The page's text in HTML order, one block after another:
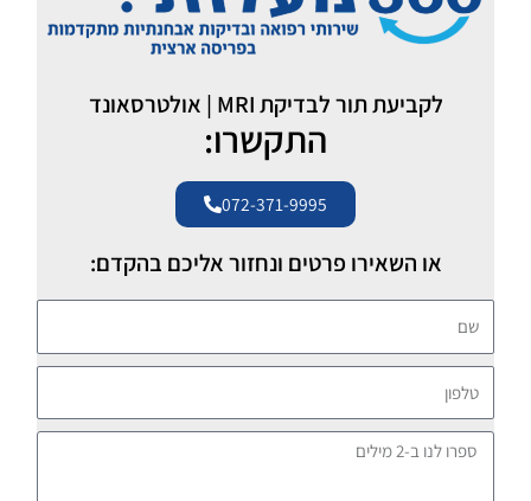
לקביעת תור לבדיקת MRI | אולטרסאונד
התקשרו:
072-371-9995
או השאירו פרטים ונחזור אליכם בהקדם:
טלפון
ספרו